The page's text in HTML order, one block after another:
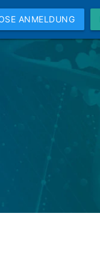
ANMELDUNG